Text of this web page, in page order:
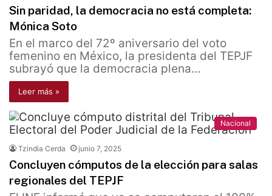
Sin paridad, la democracia no está completa:
Mónica Soto
En el marco del 72º aniversario del voto
femenino en México, la presidenta del TEPJF
subrayó que la democracia plena…
Leer más »
Nacional
Tzindia Cerda junio 7, 2025
Concluyen cómputos de la elección para salas
regionales del TEPJF